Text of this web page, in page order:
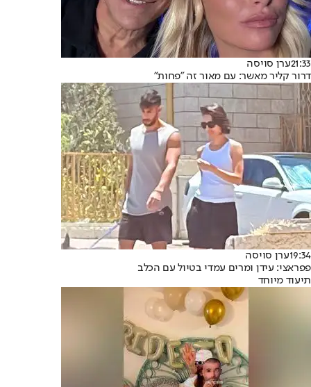
21:33ערן סויסה
דרור קליר מאשר: עם מאור זה "פחות"
19:34ערן סויסה
פפראצי: עידן ומרים עמדי בטיול עם הכלב
תיעוד מיוחד